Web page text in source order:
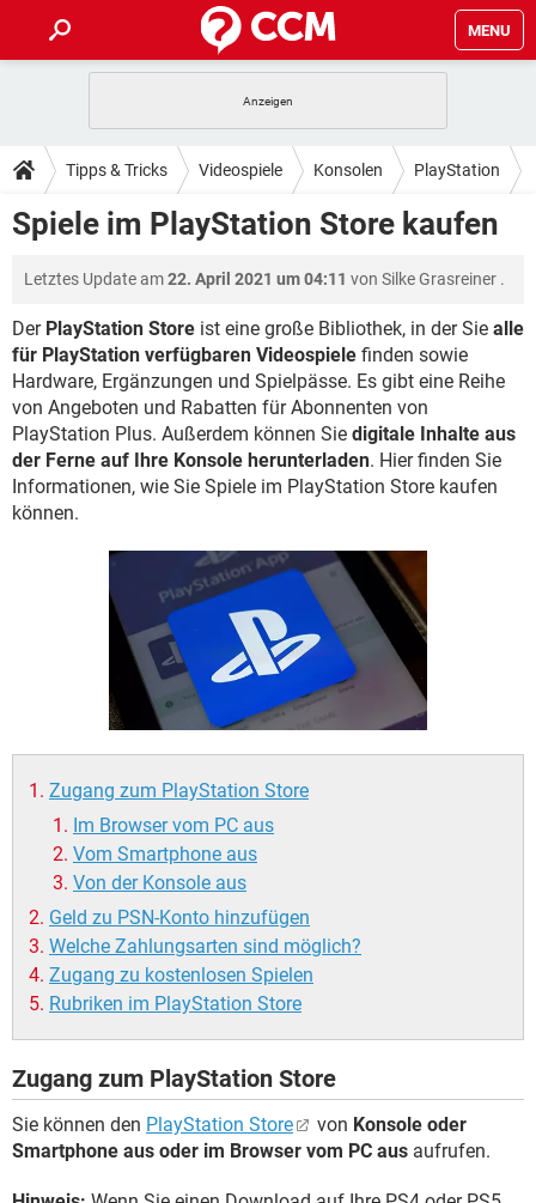
MENU
ANDROID IOS
WINDOWS 10 INSTAGRAM
TIPPS & TRICKS
SPIELE STREAMING
ANDROID IOS
WINDOWS 10 INSTAGRAM
WHATSAPP TIKTOK
FACEBOOK HARDWARE
DOWNLOADS
WINDOWS 10 INSTAGRAM
WHATSAPP TIKTOK
FACEBOOK HARDWARE
FORUM
SPIELE STREAMING
ANDROID IOS
WINDOWS 10 INSTAGRAM
WHATSAPP TIKTOK
FACEBOOK HARDWARE
LEXIKON
SPIELE STREAMING
ANDROID
WINDOWS 10 INSTAGRAM
WHATSAPP
Tipps & Tricks Videospiele Konsolen PlayStation
Spiele im PlayStation Store kaufen
Letztes Update am22. April 2021 um 04:11 von Silke Grasreiner .
Der PlayStation Store ist eine große Bibliothek, in der Sie alle
für PlayStation verfügbaren Videospiele finden sowie
Hardware, Ergänzungen und Spielpässe. Es gibt eine Reihe
von Angeboten und Rabatten für Abonnenten von
PlayStation Plus. Außerdem können Sie digitale Inhalte aus
der Ferne auf Ihre Konsole herunterladen. Hier finden Sie
Informationen, wie Sie Spiele im PlayStation Store kaufen
können.
Zugang zum PlayStation Store
Im Browser vom PC aus
Vom Smartphone aus
Von der Konsole aus
Geld zu PSN-Konto hinzufügen
Welche Zahlungsarten sind möglich?
Zugang zu kostenlosen Spielen
Rubriken im PlayStation Store
Zugang zum PlayStation Store
Sie können den PlayStation Store von Konsole oder
Smartphone aus oder im Browser vom PC aus aufrufen.